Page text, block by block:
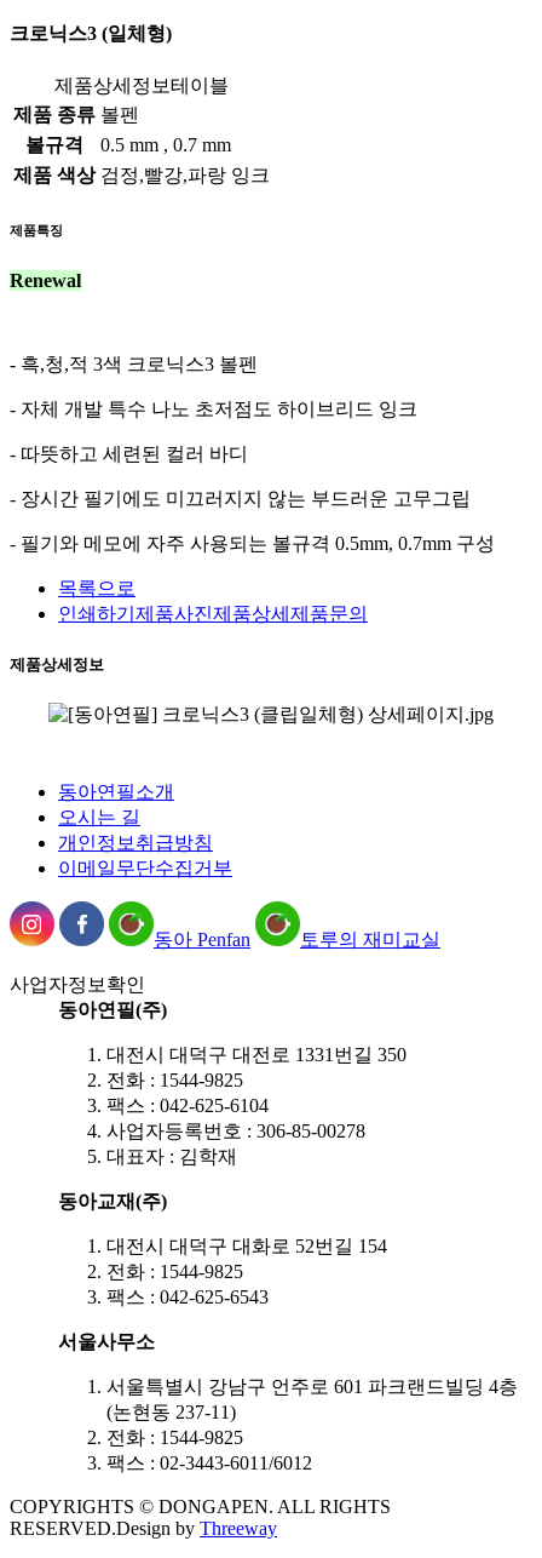
크로닉스3 (일체형)
제품상세정보테이블
제품 종류 볼펜
볼규격
0.5 mm , 0.7 mm
제품 색상 검정,빨강,파랑 잉크
제품특징
Renewal
- 흑,청,적 3색 크로닉스3 볼펜
- 자체 개발 특수 나노 초저점도 하이브리드 잉크
- 따뜻하고 세련된 컬러 바디
- 장시간 필기에도 미끄러지지 않는 부드러운 고무그립
- 필기와 메모에 자주 사용되는 볼규격 0.5mm, 0.7mm 구성
목록으로
인쇄하기 제품사진제품상세 제품문의
제품상세정보
동아연필소개
오시는 길
개인정보취급방침
이메일무단수집거부
동아 Penfan 토루의 재미교실
사업자정보확인
동아연필(주)
대전시 대덕구 대전로 1331번길 350
전화 : 1544-9825
팩스 : 042-625-6104
사업자등록번호 : 306-85-00278
대표자 : 김학재
동아교재(주)
대전시 대덕구 대화로 52번길 154
전화 : 1544-9825
팩스 : 042-625-6543
서울사무소
서울특별시 강남구 언주로 601 파크랜드빌딩 4층
(논현동 237-11)
전화 : 1544-9825
팩스 : 02-3443-6011/6012
COPYRIGHTS © DONGAPEN. ALL RIGHTS
RESERVED.Design by Threeway